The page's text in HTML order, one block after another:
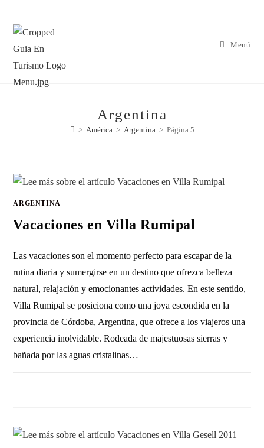
Menú
Argentina
> América > Argentina > Página 5
ARGENTINA
Vacaciones en Villa Rumipal
Las vacaciones son el momento perfecto para escapar de la
rutina diaria y sumergirse en un destino que ofrezca belleza
natural, relajación y emocionantes actividades. En este sentido,
Villa Rumipal se posiciona como una joya escondida en la
provincia de Córdoba, Argentina, que ofrece a los viajeros una
experiencia inolvidable. Rodeada de majestuosas sierras y
bañada por las aguas cristalinas…